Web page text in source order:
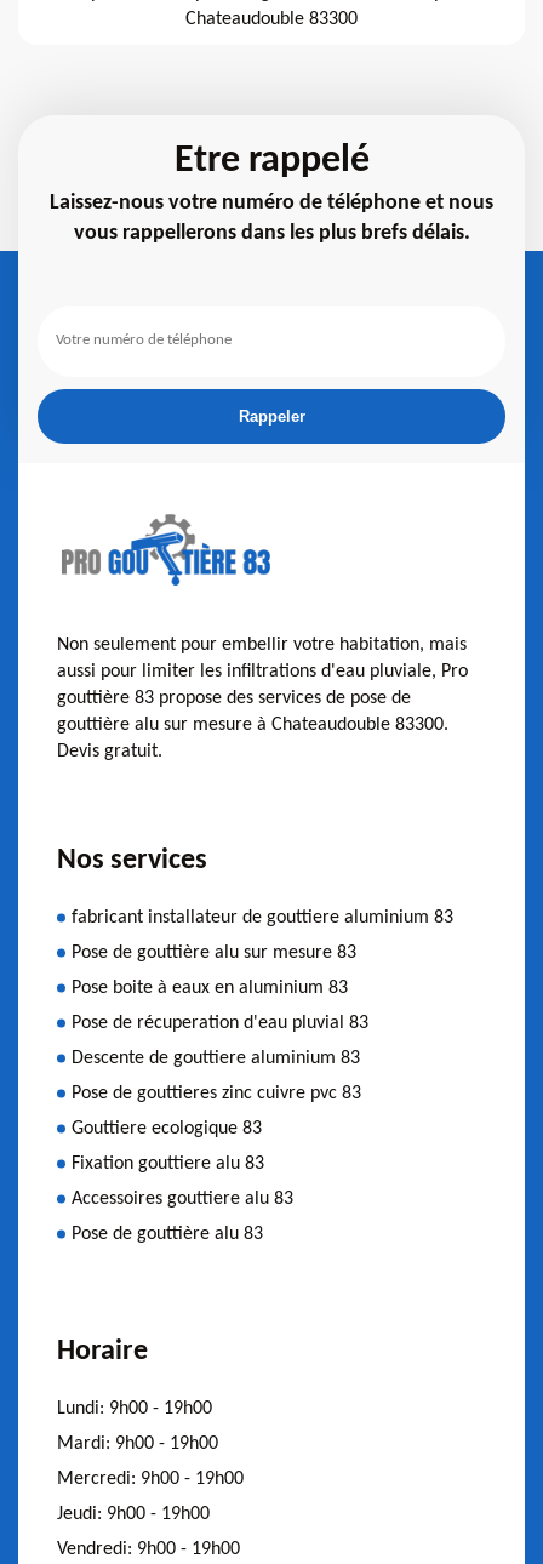
Chateaudouble 83300
Etre rappelé
Laissez-nous votre numéro de téléphone et nous
vous rappellerons dans les plus brefs délais.
Non seulement pour embellir votre habitation, mais
aussi pour limiter les infiltrations d'eau pluviale, Pro
gouttière 83 propose des services de pose de
gouttière alu sur mesure à Chateaudouble 83300.
Devis gratuit.
Nos services
fabricant installateur de gouttiere aluminium 83
Pose de gouttière alu sur mesure 83
Pose boite à eaux en aluminium 83
Pose de récuperation d'eau pluvial 83
Descente de gouttiere aluminium 83
Pose de gouttieres zinc cuivre pvc 83
Gouttiere ecologique 83
Fixation gouttiere alu 83
Accessoires gouttiere alu 83
Pose de gouttière alu 83
Horaire
Lundi: 9h00 - 19h00
Mardi: 9h00 - 19h00
Mercredi: 9h00 - 19h00
Jeudi: 9h00 - 19h00
Vendredi: 9h00 - 19h00